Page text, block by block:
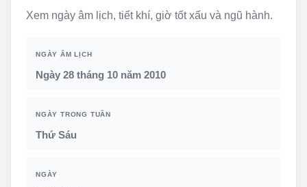
Xem ngày âm lịch, tiết khí, giờ tốt xấu và ngũ hành.
NGÀY ÂM LỊCH
Ngày 28 tháng 10 năm 2010
NGÀY TRONG TUẦN
Thứ Sáu
NGÀY